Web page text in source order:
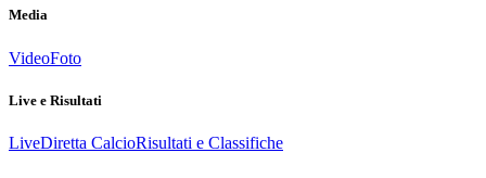
Media
VideoFoto
Live e Risultati
LiveDiretta CalcioRisultati e Classifiche